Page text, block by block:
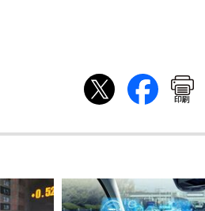
印刷